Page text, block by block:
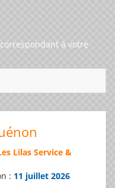
à votre
Lilas Service &
: 11 juillet 2026